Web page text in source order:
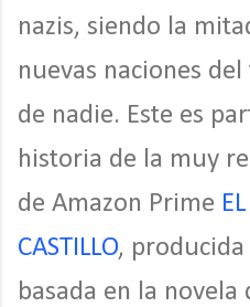
nazis, siendo la
nuevas naciones
de nadie. Este es
historia de la muy
de Amazon Prime
CASTILLO,
basada en la novela